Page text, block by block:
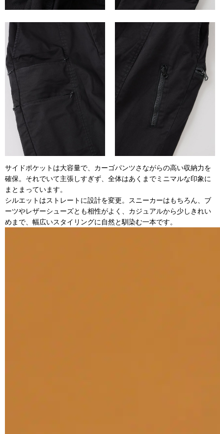
サイドポケットは大容量で、カーゴパンツさながらの高い収納力を
確保。それでいて主張しすぎず、全体はあくまでミニマルな印象に
まとまっています。
シルエットはストレートに設計を変更。スニーカーはもちろん、ブ
ーツやレザーシューズとも相性がよく、カジュアルから少しきれい
めまで、幅広いスタイリングに自然と馴染む一本です。